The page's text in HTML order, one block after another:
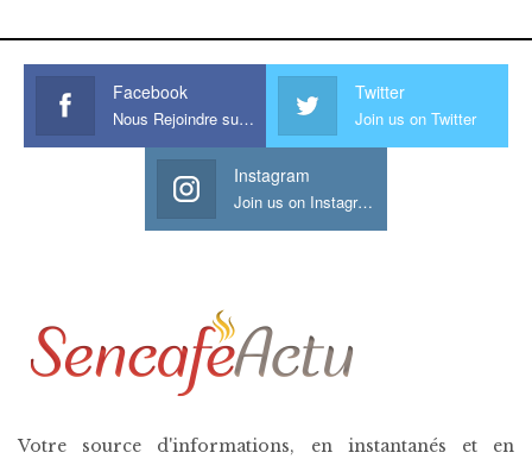
Facebook
Nous Rejoindre sur Facebook
Twitter
Join us on Twitter
Instagram
Join us on Instagram
Votre source d'informations, en instantanés et en